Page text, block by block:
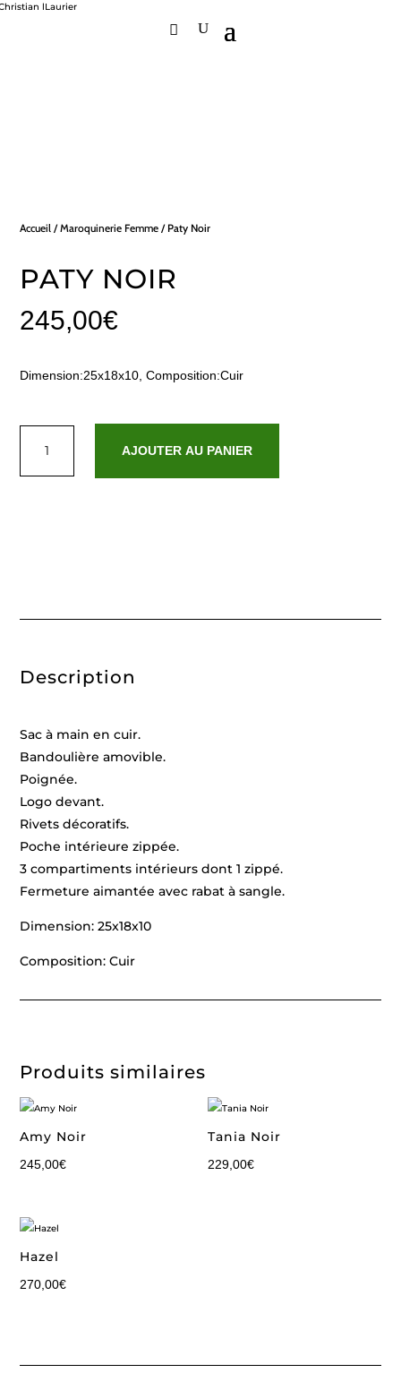
Accueil /Maroquinerie Femme / Paty Noir
PATY NOIR
245,00€
Dimension:25x18x10, Composition:Cuir
AJOUTER AU PANIER
Description
Sac à main en cuir.
Bandoulière amovible.
Poignée.
Logo devant.
Rivets décoratifs.
Poche intérieure zippée.
3 compartiments intérieurs dont 1 zippé.
Fermeture aimantée avec rabat à sangle.
Dimension: 25x18x10
Composition: Cuir
Produits similaires
Amy Noir
245,00€
Tania Noir
229,00€
Hazel
270,00€